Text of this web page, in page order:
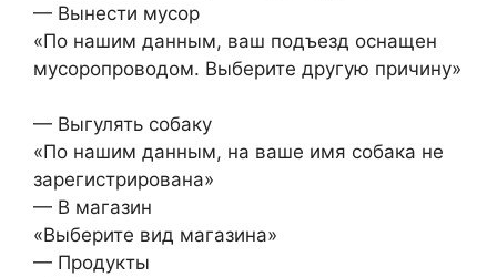
— Вынести мусор
«По нашим данным, ваш подъезд оснащен
мусоропроводом. Выберите другую причину»
— Выгулять собаку
«По нашим данным, на ваше имя собака не
зарегистрирована»
— В магазин
«Выберите вид магазина»
— Продукты